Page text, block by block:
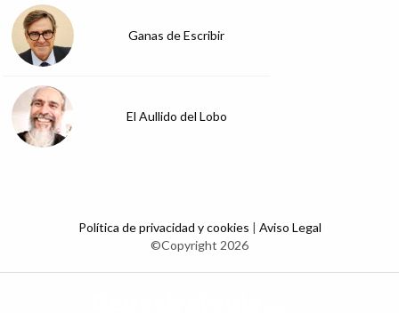
Ganas de Escribir
El Aullido del Lobo
Política de privacidad y cookies | Aviso Legal
©Copyright 2026